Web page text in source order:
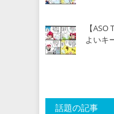
【
よいキ
話題の記事